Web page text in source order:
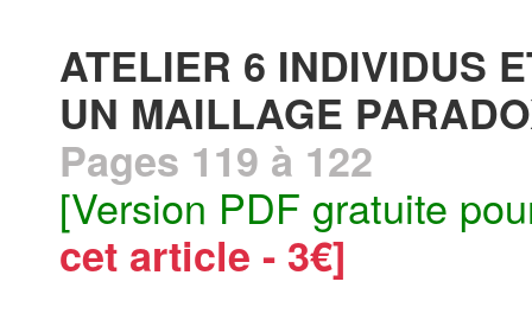
ATELIER 6 INDIVIDUS
UN MAILLAGE
Pages 119 à 122
[Version PDF gratuite
cet article - 3€]